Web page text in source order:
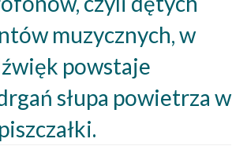
muzycznych, w
powstaje
słupa powietrza w